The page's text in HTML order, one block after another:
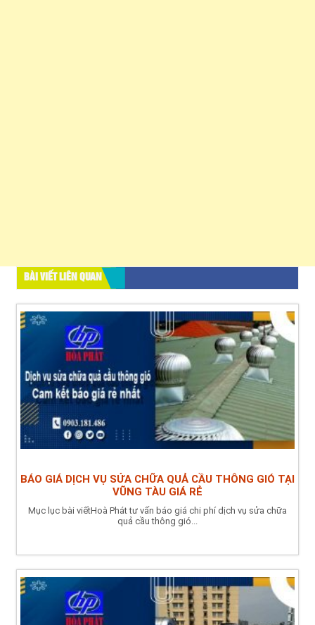
BÀI VIẾT LIÊN QUAN
BÁO GIÁ DỊCH VỤ SỬA CHỮA QUẢ CẦU THÔNG GIÓ TẠI
VŨNG TÀU GIÁ RẺ
Mục lục bài viếtHoà Phát tư vấn báo giá chi phí dịch vụ sửa chữa
quả cầu thông gió...